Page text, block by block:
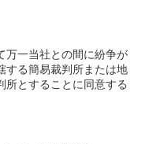
万一当社との間に紛争が
する簡易裁判所または地
所とすることに同意する